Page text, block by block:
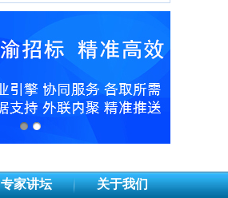
专家讲坛 关于我们